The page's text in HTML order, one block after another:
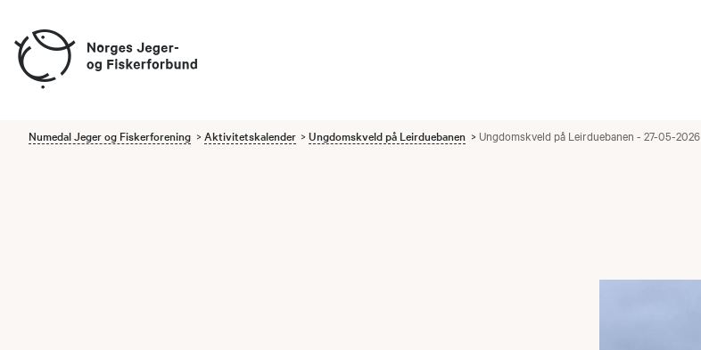
Numedal Jeger og Fiskerforening Aktivitetskalender Ungdomskveld på Leirduebanen Ungdomskveld på Leirduebanen - 27-05-2026